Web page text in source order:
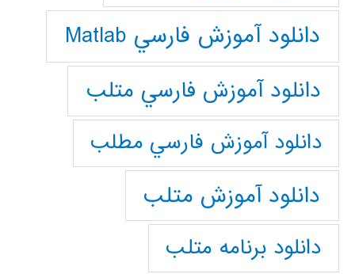
دانلود آموزش فارسي Matlab
دانلود آموزش فارسي متلب
دانلود آموزش فارسي مطلب
دانلود آموزش متلب
دانلود برنامه متلب